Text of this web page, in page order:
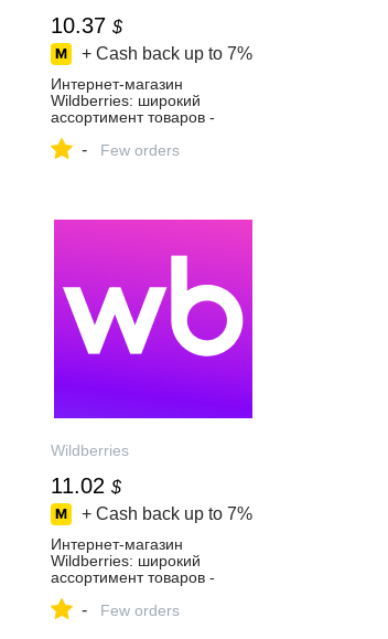
10.37 $
+ Cash back up to 7%
Интернет‑магазин
Wildberries: широкий
ассортимент товаров -
- Few orders
Wildberries
11.02 $
+ Cash back up to 7%
Интернет‑магазин
Wildberries: широкий
ассортимент товаров -
- Few orders